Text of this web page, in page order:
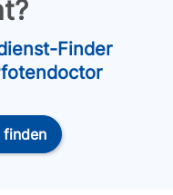
Finder